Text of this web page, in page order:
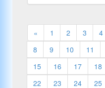
« 1 2 3 4
8
9 10 11
15
16 17 18
22
23 24 25